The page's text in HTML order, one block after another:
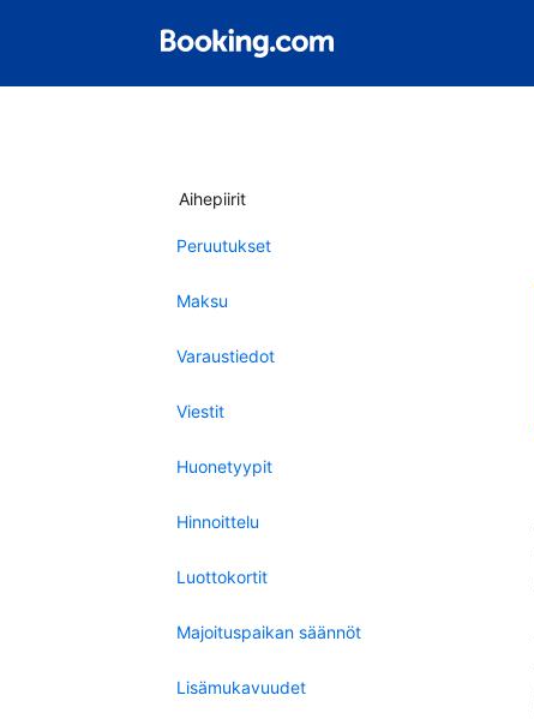
Aihepiirit
Peruutukset
Maksu
Varaustiedot
Viestit
Huonetyypit
Hinnoittelu
Luottokortit
Majoituspaikan säännöt
Lisämukavuudet